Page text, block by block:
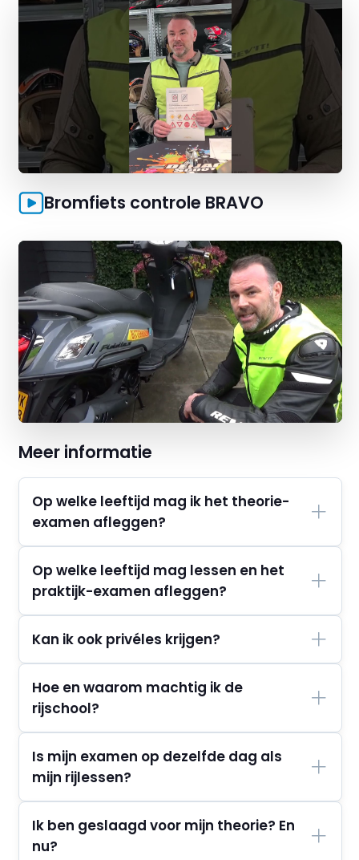
Bromfiets controle BRAVO
Meer informatie
Op welke leeftijd mag ik het theorie-
examen afleggen?
Op welke leeftijd mag lessen en het
praktijk-examen afleggen?
Kan ik ook privéles krijgen?
Hoe en waarom machtig ik de
rijschool?
Is mijn examen op dezelfde dag als
mijn rijlessen?
Ik ben geslaagd voor mijn theorie? En
nu?